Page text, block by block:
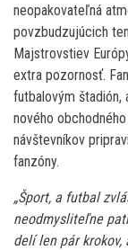
neopakovateľná
povzbudzujúcich
Majstrovstiev
extra pozornosť.
futbalovým štadión,
nového
návštevníkov
fanzóny.
„Šport, a futbal
neodmysliteľne
delí len pár